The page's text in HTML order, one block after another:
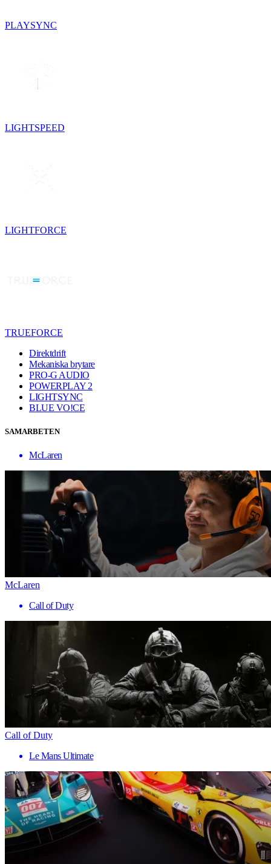
PLAYSYNC
LIGHTSPEED
LIGHTFORCE
TRUEFORCE
Direktdrift
Mekaniska brytare
PRO-G AUDIO
POWERPLAY 2
LIGHTSYNC
BLUE VO!CE
SAMARBETEN
McLaren
McLaren
Call of Duty
Call of Duty
Le Mans Ultimate